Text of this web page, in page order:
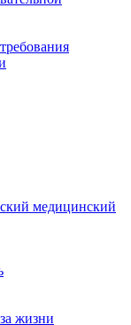
медицинский
жизни